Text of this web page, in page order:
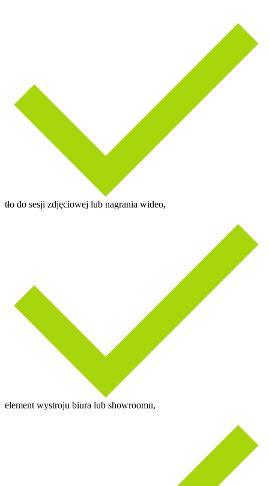
tło do sesji zdjęciowej lub nagrania wideo,
element wystroju biura lub showroomu,